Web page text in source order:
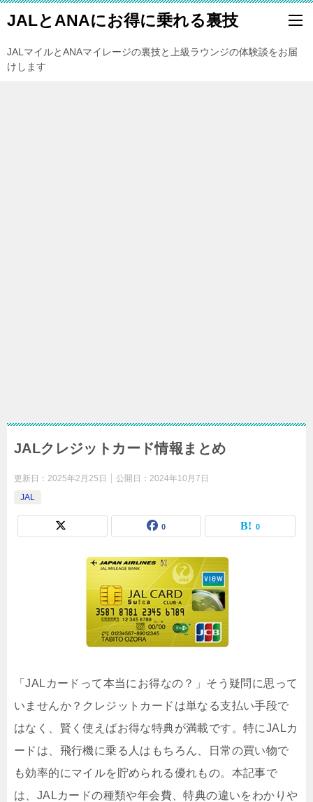
JALとANAにお得に乗れる裏技
JALマイルとANAマイレージの裏技と上級ラウンジの体験談をお届
けします
JALクレジットカード情報まとめ
更新日： 2025年2月25日 公開日： 2024年10月7日
JAL
0 0
「JALカードって本当にお得なの？」そう疑問に思って
いませんか？クレジットカードは単なる支払い手段で
はなく、賢く使えばお得な特典が満載です。特にJALカ
ードは、飛行機に乗る人はもちろん、日常の買い物で
も効率的にマイルを貯められる優れもの。本記事で
は、JALカードの種類や年会費、特典の違いをわかりや